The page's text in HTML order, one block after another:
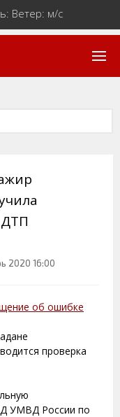
Ветер: м/с
2020 16:00
об ошибке
проверка
УМВД России по